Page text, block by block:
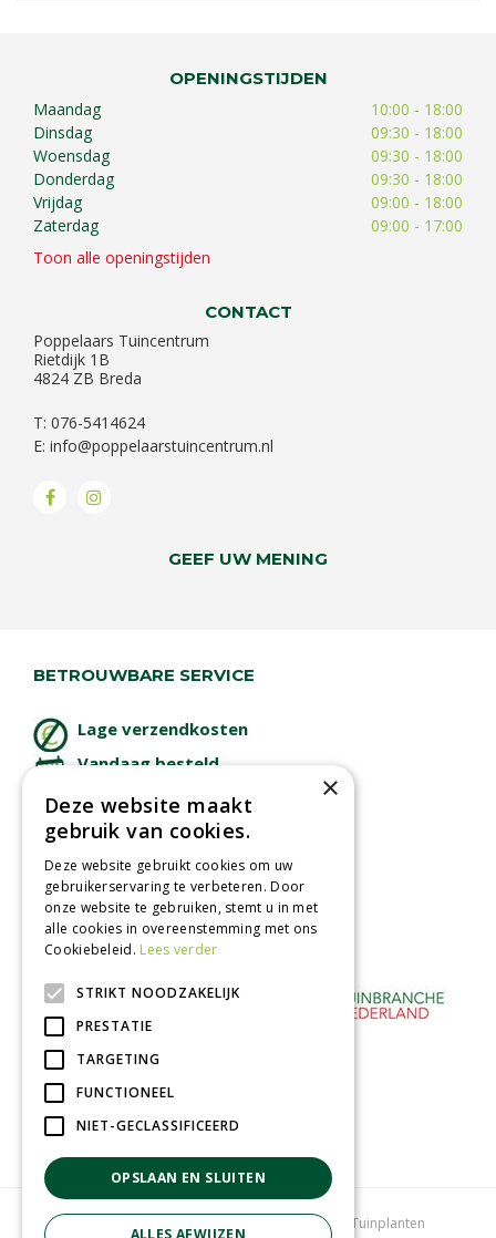
OPENINGSTIJDEN
Maandag
10:00 - 18:00
Dinsdag
09:30 - 18:00
Woensdag
09:30 - 18:00
Donderdag
09:30 - 18:00
Vrijdag
09:00 - 18:00
Zaterdag
09:00 - 17:00
Toon alle openingstijden
CONTACT
Poppelaars Tuincentrum
Rietdijk 1B
4824 ZB Breda
T: 076-5414624
E: info@poppelaarstuincentrum.nl
GEEF UW MENING
BETROUWBARE SERVICE
Lage verzendkosten
Vandaag besteld
Afhalen in tuincentrum
Betaal veilig
met iDeal - Wero
Kamerplanten Tuinplanten
×
Deze website maakt
gebruik van cookies.
Deze website gebruikt cookies om uw
gebruikerservaring te verbeteren. Door
onze website te gebruiken, stemt u in met
alle cookies in overeenstemming met ons
Cookiebeleid. Lees verder
STRIKT NOODZAKELIJK
PRESTATIE
TARGETING
FUNCTIONEEL
NIET-GECLASSIFICEERD
OPSLAAN EN SLUITEN
ALLES AFWIJZEN